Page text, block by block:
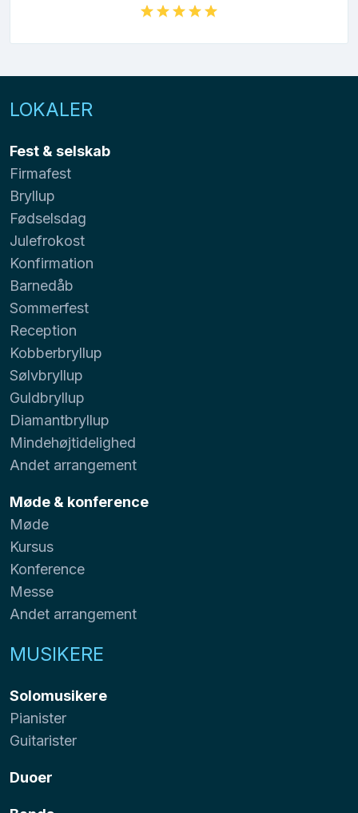
LOKALER
Fest & selskab
Firmafest
Bryllup
Fødselsdag
Julefrokost
Konfirmation
Barnedåb
Sommerfest
Reception
Kobberbryllup
Sølvbryllup
Guldbryllup
Diamantbryllup
Mindehøjtidelighed
Andet arrangement
Møde & konference
Møde
Kursus
Konference
Messe
Andet arrangement
MUSIKERE
Solomusikere
Pianister
Guitarister
Duoer